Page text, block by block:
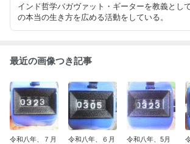
インド哲学バガヴァット・ギーターを教義とし
の本当の生き方を広める活動をしている。
最近の画像つき記事
令和八年、７月
令和八年、６月
令和八年、5月